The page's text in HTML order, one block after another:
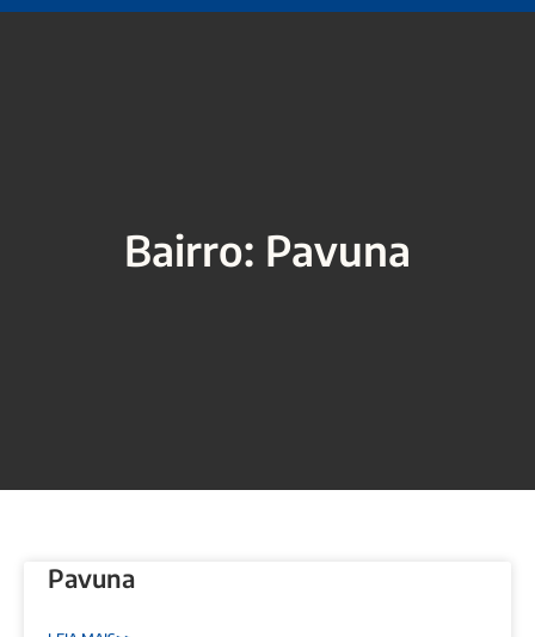
Bairro: Pavuna
Pavuna